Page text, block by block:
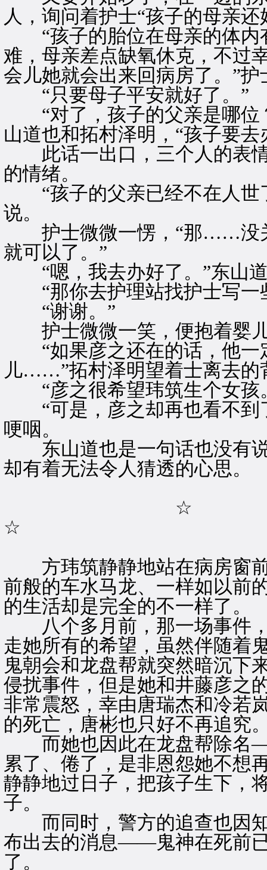
人，询问着护士“孩子的母亲还
“孩子的胎位在母亲的体内
难，母亲差点缺氧休克，不过
会儿她就会出来回病房了。”
“只要母子平安就好了。”
“对了，孩子的父亲是哪位
山道也和拓村泽明，“孩子要
此话一出口，三个人的表情
的情绪。
“孩子的父亲已经不在人世
说。
护士微微一愣，“那……没关
就可以了。”
“嗯，我去办好了。”东山
“那你去护理站找护士写一
“谢谢。”
护士微微一笑，便抱着婴儿
“如果彦之还在的话，他一
儿……”拓村泽明望着士离去的
“彦之很希望玮筑生个女孩
“可是，彦之却再也看不到
哽咽。
东山道也是一句话也没有说
却有着无法令人猜透的心思。
☆
☆
方玮筑静静地站在病房窗前
前般的车水马龙、一样如以前
的生活却是完全的不一样了。
八个多月前，那一场事件，
走她所有的希望，虽然伴随着
鬼朝会和龙盘帮就突然暗沉下
侵扰事件，但是她和井藤彦之
非常震怒，幸由唐瑞杰和冷若
的死亡，唐彬也只好不再追究
而她也因此在龙盘帮除名
累了、倦了，是非恩怨她不想
静静地过日子，把孩子生下，
子。
而同时，警方的追查也因知
布出去的消息——鬼神在死前
了。